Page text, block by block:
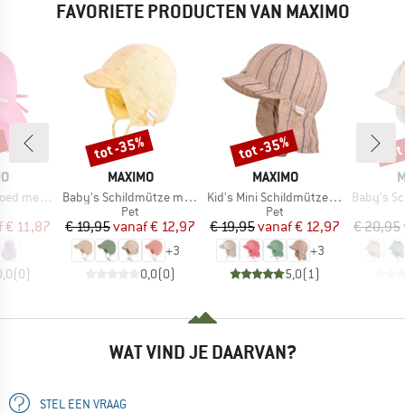
FAVORIETE PRODUCTEN VAN MAXIMO
Strik
prijs
€ 11,87
(0)
MERK
MAXIMO
Artikel
Baby's Schildmütze m. Ohrenschutz
Productgroep
Pet
Prijs
€ 19,95 Verlaagde prijs
vanaf€ 12,97
+3
0,0(0)
Korting
tot -35%
MERK
MAXIMO
Artikel
Kid's Mini Schildmütze Musselin
Productgroep
Pet
Prijs
€ 19,95 Verlaagde prijs
vanaf€ 12,97
+3
5,0(1)
Korting
tot -35%
Artikel
Baby's
€ 20,95
WAT VIND JE DAARVAN?
STEL EEN VRAAG